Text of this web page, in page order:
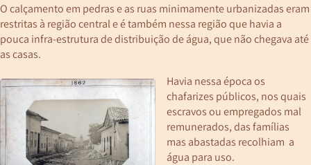
O calçamento em pedras e as ruas minimamente urbanizadas eram
restritas à região central e é também nessa região que havia a
pouca infra-estrutura de distribuição de água, que não chegava até
as casas.
Havia nessa época os
chafarizes públicos, nos quais
escravos ou empregados mal
remunerados, das famílias
mas abastadas recolhiam a
água para uso.